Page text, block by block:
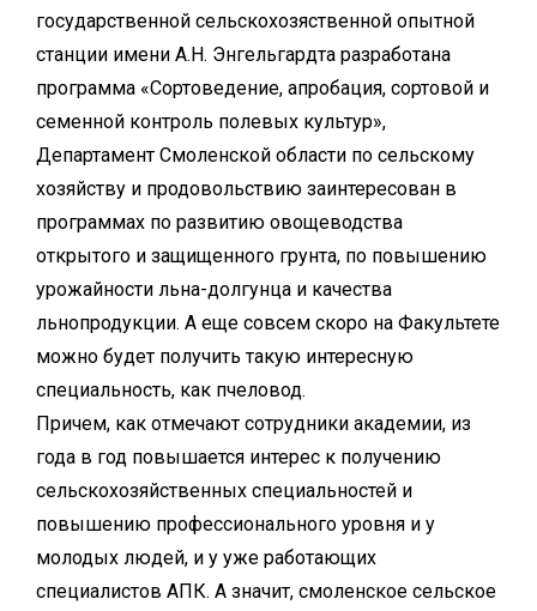
государственной сельскохозяственной опытной
станции имени А.Н. Энгельгардта разработана
программа «Сортоведение, апробация, сортовой и
семенной контроль полевых культур»,
Департамент Смоленской области по сельскому
хозяйству и продовольствию заинтересован в
программах по развитию овощеводства
открытого и защищенного грунта, по повышению
урожайности льна-долгунца и качества
льнопродукции. А еще совсем скоро на Факультете
можно будет получить такую интересную
специальность, как пчеловод.
Причем, как отмечают сотрудники академии, из
года в год повышается интерес к получению
сельскохозяйственных специальностей и
повышению профессионального уровня и у
молодых людей, и у уже работающих
специалистов АПК. А значит, смоленское сельское